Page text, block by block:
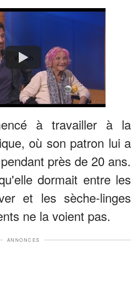
Watch
à travailler à la
où son patron lui a
près de 20 ans.
dormait entre les
et les sèche-linges
ne la voient pas.
ANNONCES